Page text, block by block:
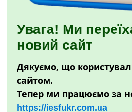
Увага! Ми
новий сайт
Дякуємо, що
сайтом.
Тепер ми працюємо за
https://iesfukr.com.ua